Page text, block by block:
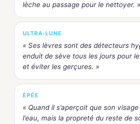
lèche au passage pour le nettoyer. »
ULTRA-LUNE
« Ses lèvres sont des détecteurs
enduit de sève tous les jours pour
et éviter les gerçures. »
ÉPÉE
« Quand il s’aperçoit que son
l’eau, mais la propreté du reste de